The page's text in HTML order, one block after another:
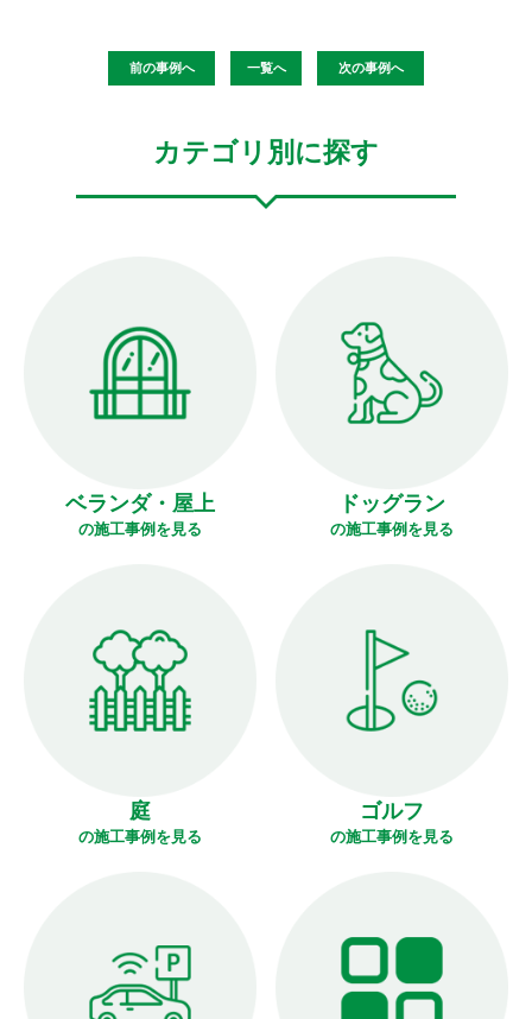
前の事例へ 一覧へ 次の事例へ
カテゴリ別に探す
ベランダ・屋上
の施工事例を見る
ドッグラン
の施工事例を見る
庭
の施工事例を見る
ゴルフ
の施工事例を見る